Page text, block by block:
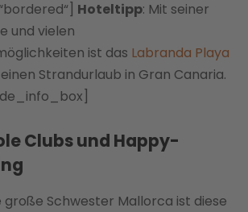
Hoteltipp: Mit seiner
und vielen
ist das Labranda Playa
Strandurlaub in Gran Canaria.
Clubs und Happy-
große Schwester Mallorca ist diese